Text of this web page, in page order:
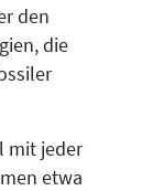
den
die
mit jeder
etwa